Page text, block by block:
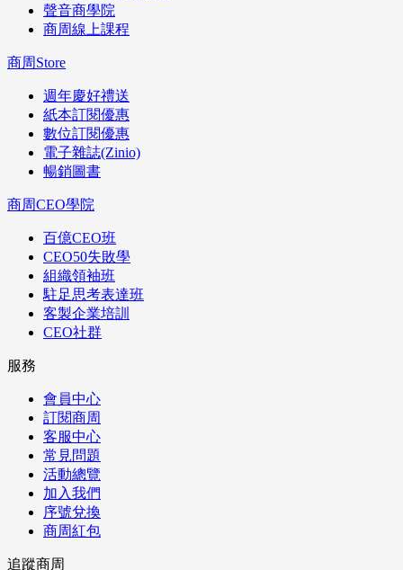
聲音商學院
商周線上課程
商周Store
週年慶好禮送
紙本訂閱優惠
數位訂閱優惠
電子雜誌(Zinio)
暢銷圖書
商周CEO學院
百億CEO班
CEO50失敗學
組織領袖班
駐足思考表達班
客製企業培訓
CEO社群
服務
會員中心
訂閱商周
客服中心
常見問題
活動總覽
加入我們
序號兌換
商周紅包
追蹤商周